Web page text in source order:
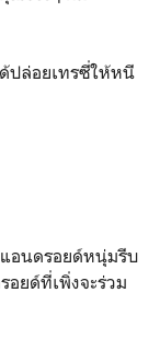
ปล่อยเทรซี่ให้หนี
แอนดรอยด์หนุ่มรีบ
ยด์ที่เพิ่งจะร่วม